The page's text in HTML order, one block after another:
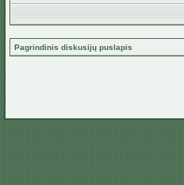
Pagrindinis diskusijų puslapis